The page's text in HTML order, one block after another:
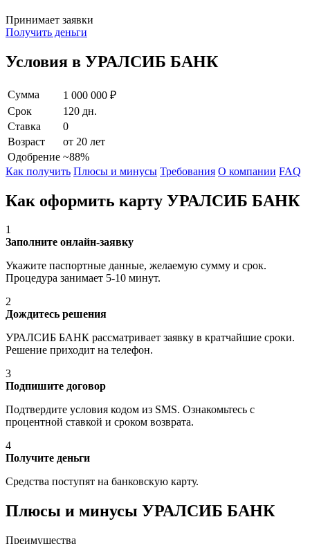
Принимает заявки
Получить деньги
Условия в УРАЛСИБ БАНК
Сумма
1 000 000 ₽
Срок
120 дн.
Ставка
0
Возраст
от 20 лет
Одобрение ~88%
Как получить Плюсы и минусы Требования О компании FAQ
Как оформить карту УРАЛСИБ БАНК
1
Заполните онлайн-заявку
Укажите паспортные данные, желаемую сумму и срок.
Процедура занимает 5-10 минут.
2
Дождитесь решения
УРАЛСИБ БАНК рассматривает заявку в кратчайшие сроки.
Решение приходит на телефон.
3
Подпишите договор
Подтвердите условия кодом из SMS. Ознакомьтесь с
процентной ставкой и сроком возврата.
4
Получите деньги
Средства поступят на банковскую карту.
Плюсы и минусы УРАЛСИБ БАНК
Преимущества